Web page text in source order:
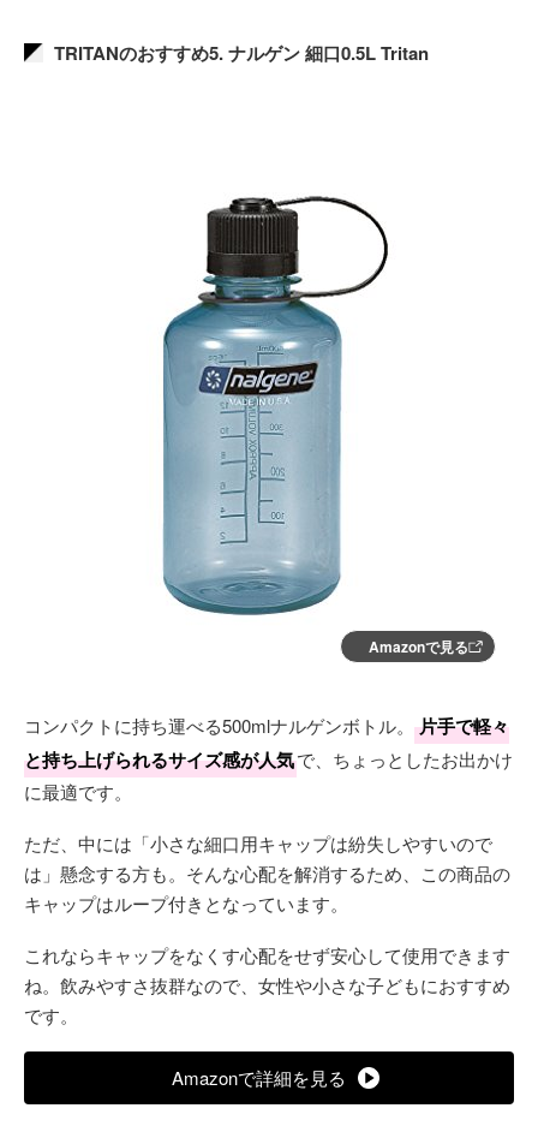
TRITANのおすすめ5. ナルゲン 細口0.5L Tritan
Amazonで見る
コンパクトに持ち運べる500mlナルゲンボトル。
片手で軽々
と持ち上げられるサイズ感が人気で、ちょっとしたお出かけ
に最適です。
ただ、中には「小さな細口用キャップは紛失しやすいので
は」懸念する方も。そんな心配を解消するため、この商品の
キャップはループ付きとなっています。
これならキャップをなくす心配をせず安心して使用できます
ね。飲みやすさ抜群なので、女性や小さな子どもにおすすめ
です。
Amazonで詳細を見る